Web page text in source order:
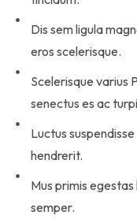
Dis sem ligula
eros scelerisque.
Scelerisque varius
senectus es ac
Luctus
hendrerit.
Mus primis
semper.